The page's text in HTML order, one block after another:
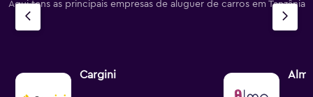
Aqui tens as principais empresas de aluguer de carros em Tanzânia
Cargini